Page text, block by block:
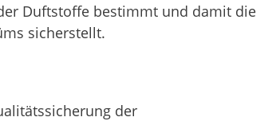
Duftstoffe bestimmt und damit die
sicherstellt.
der